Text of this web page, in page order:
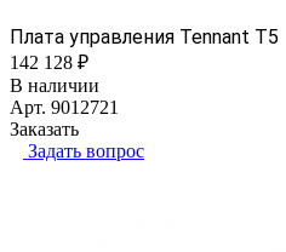
Плата управления Tennant Т5
142 128 ₽
В наличии
Арт. 9012721
Заказать
Задать вопрос